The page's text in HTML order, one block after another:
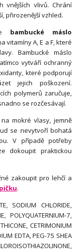
vnějších vlivů. Chrání
přirozenější vzhled.
bambucké máslo
vitamíny A, E a F, které
Bambucké máslo
vytváří ochranný
které podporují
jejich poškození.
polymerů zaručuje,
se rozčesávají.
mokré vlasy, jemně
se nevytvoří bohatá
V případě potřeby
dokoupit praktickou
zakoupit pro lehčí a
.
SODIUM CHLORIDE,
POLYQUATERNIUM-7,
CETRIMONIUM
EDTA, PEG-75 SHEA